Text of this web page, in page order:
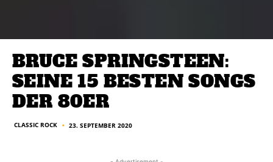
BRUCE SPRINGSTEEN:
SEINE 15 BESTEN SONGS
DER 80ER
CLASSIC ROCK ■ 23. SEPTEMBER 2020